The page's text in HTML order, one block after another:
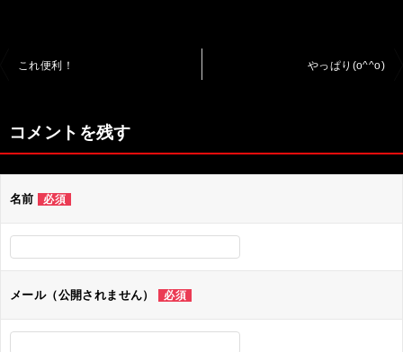
ビ
ゲ
ー
シ
ョ
ン
これ便利！ やっぱり(o^^o)
コメントを残す
名前 必須
メール（公開されません） 必須